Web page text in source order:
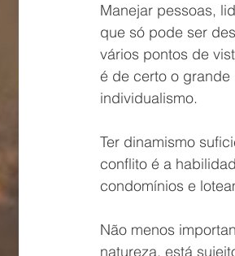
Manejar pessoas,
que só pode ser
vários pontos de
é de certo o
individualismo.
Ter dinamismo
conflito é a
condomínios e
Não menos
natureza, está